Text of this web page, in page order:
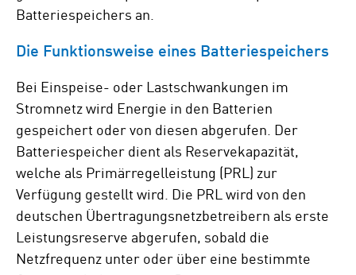
Batteriespeichers an.
Die Funktionsweise eines Batteriespeichers
Bei Einspeise- oder Lastschwankungen im
Stromnetz wird Energie in den Batterien
gespeichert oder von diesen abgerufen. Der
Batteriespeicher dient als Reservekapazität,
welche als Primärregelleistung (PRL) zur
Verfügung gestellt wird. Die PRL wird von den
deutschen Übertragungsnetzbetreibern als erste
Leistungsreserve abgerufen, sobald die
Netzfrequenz unter oder über eine bestimmte